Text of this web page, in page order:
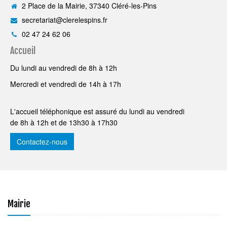
2 Place de la Mairie, 37340 Cléré-les-Pins
secretariat@clerelespins.fr
02 47 24 62 06
Accueil
Du lundi au vendredi de 8h à 12h
Mercredi et vendredi de 14h à 17h
L'accueil téléphonique est assuré du lundi au vendredi
de 8h à 12h et de 13h30 à 17h30
Contactez-nous
Mairie